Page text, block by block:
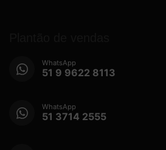
WhatsApp
51 9 9622 8113
WhatsApp
51 3714 2555